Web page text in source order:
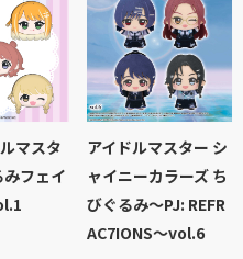
マスタ
フェイ
アイドルマスター シ
ャイニーカラーズ ち
びぐるみ～PJ: REFR
AC7IONS～vol.6